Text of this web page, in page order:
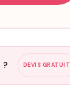
? DEVIS GRATUIT